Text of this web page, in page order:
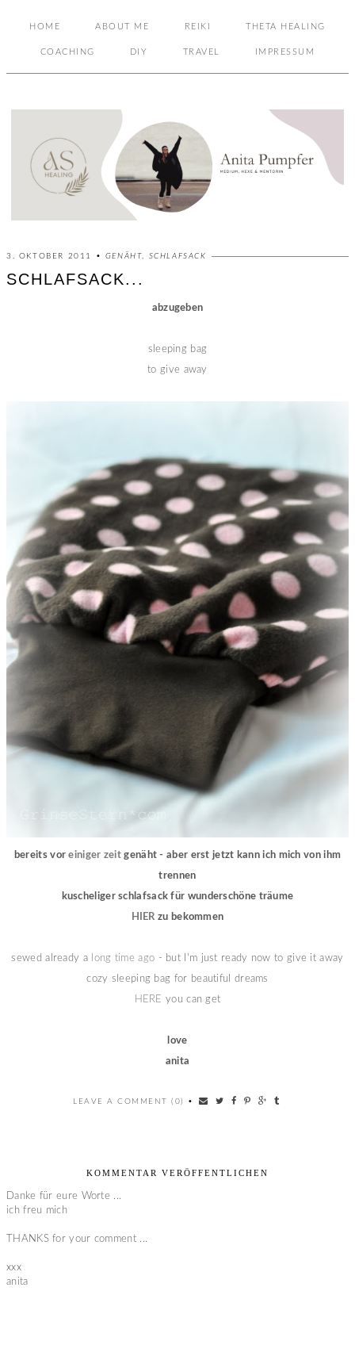
HOME ABOUT ME REIKI THETA HEALING
COACHING DIY TRAVEL IMPRESSUM
3. OKTOBER 2011 • GENÄHT SCHLAFSACK
SCHLAFSACK...
abzugeben
sleeping bag
to give away
bereits voreiniger zeit genäht - aber erst jetzt kann ich mich von ihm
trennen
kuscheliger schlafsack für wunderschöne träume
HIER zu bekommen
sewed already a long time ago - but I'm just ready now to give it away
cozy sleeping bag for beautiful
dreams
HERE you can get
love
anita
LEAVE A COMMENT (0) •
KOMMENTAR VERÖFFENTLICHEN
Danke für eure Worte ...
ich freu mich
THANKS for your comment ...
xxx
anita